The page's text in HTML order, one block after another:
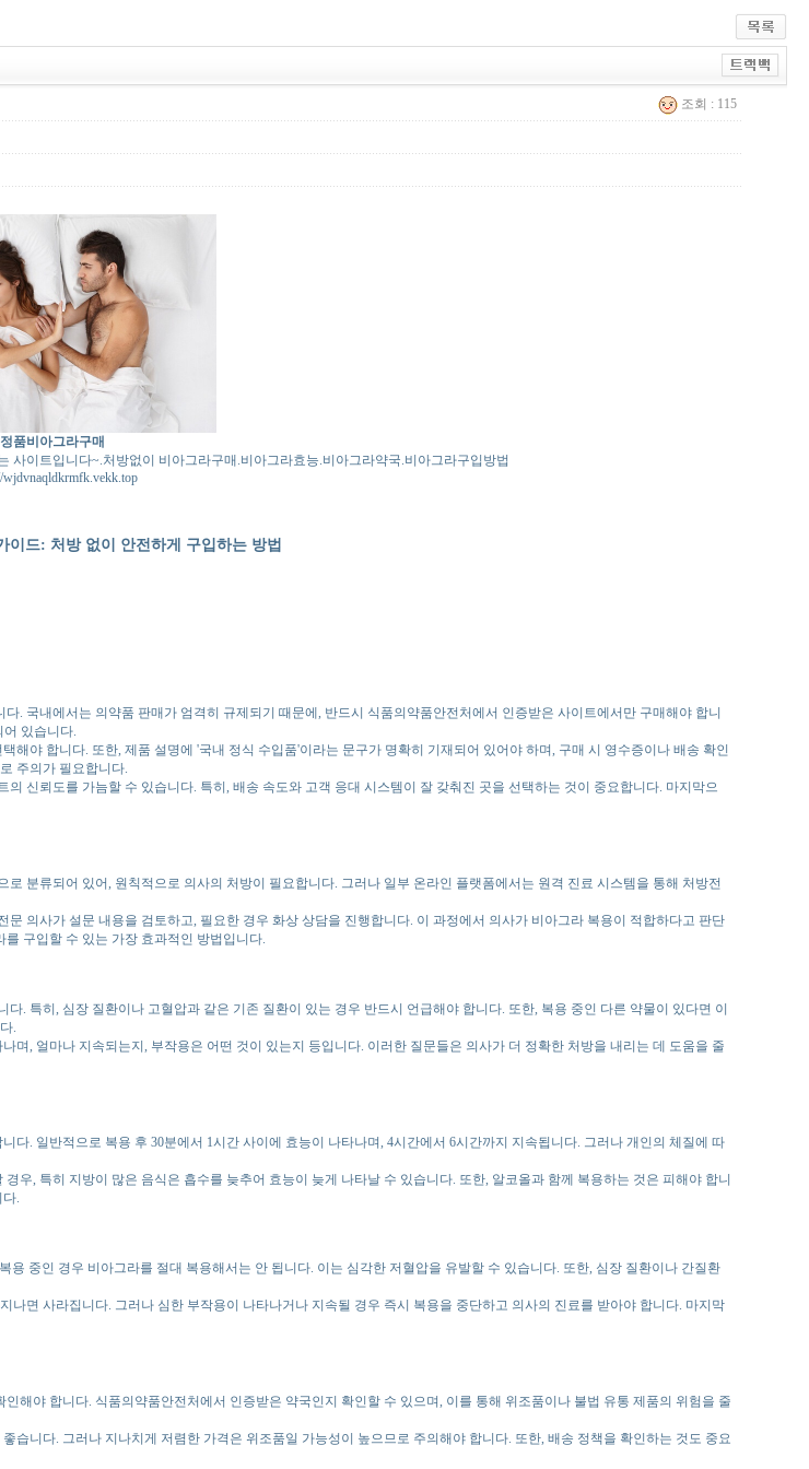
조회 : 115
정품비아그라구매
사이트입니다~.처방없이 비아그라구매.비아그라효능.비아그라약국.비아그라구입방법
wjdvnaqldkrmfk.vekk.top
이드: 처방 없이 안전하게 구입하는 방법
. 국내에서는 의약품 판매가 엄격히 규제되기 때문에, 반드시 식품의약품안전처에서 인증받은 사이트에서만 구매해야 합니
있습니다.
야 합니다. 또한, 제품 설명에 '국내 정식 수입품'이라는 문구가 명확히 기재되어 있어야 하며, 구매 시 영수증이나 배송 확인
주의가 필요합니다.
신뢰도를 가늠할 수 있습니다. 특히, 배송 속도와 고객 응대 시스템이 잘 갖춰진 곳을 선택하는 것이 중요합니다. 마지막으
분류되어 있어, 원칙적으로 의사의 처방이 필요합니다. 그러나 일부 온라인 플랫폼에서는 원격 진료 시스템을 통해 처방전
의사가 설문 내용을 검토하고, 필요한 경우 화상 상담을 진행합니다. 이 과정에서 의사가 비아그라 복용이 적합하다고 판단
구입할 수 있는 가장 효과적인 방법입니다.
. 특히, 심장 질환이나 고혈압과 같은 기존 질환이 있는 경우 반드시 언급해야 합니다. 또한, 복용 중인 다른 약물이 있다면 이
.
, 얼마나 지속되는지, 부작용은 어떤 것이 있는지 등입니다. 이러한 질문들은 의사가 더 정확한 처방을 내리는 데 도움을 줄
. 일반적으로 복용 후 30분에서 1시간 사이에 효능이 나타나며, 4시간에서 6시간까지 지속됩니다. 그러나 개인의 체질에 따
우, 특히 지방이 많은 음식은 흡수를 늦추어 효능이 늦게 나타날 수 있습니다. 또한, 알코올과 함께 복용하는 것은 피해야 합니
.
중인 경우 비아그라를 절대 복용해서는 안 됩니다. 이는 심각한 저혈압을 유발할 수 있습니다. 또한, 심장 질환이나 간질환
면 사라집니다. 그러나 심한 부작용이 나타나거나 지속될 경우 즉시 복용을 중단하고 의사의 진료를 받아야 합니다. 마지막
해야 합니다. 식품의약품안전처에서 인증받은 약국인지 확인할 수 있으며, 이를 통해 위조품이나 불법 유통 제품의 위험을 줄
니다. 그러나 지나치게 저렴한 가격은 위조품일 가능성이 높으므로 주의해야 합니다. 또한, 배송 정책을 확인하는 것도 중요